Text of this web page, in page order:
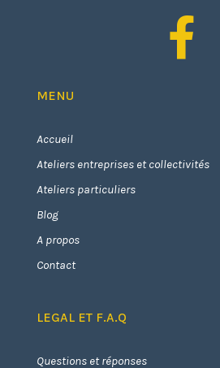

MENU
Accueil
Ateliers entreprises et collectivités
Ateliers particuliers
Blog
A propos
Contact
LEGAL ET F.A.Q
Questions et réponses